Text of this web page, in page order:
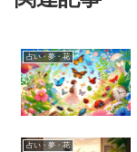
占い・夢・花
占い・夢・花